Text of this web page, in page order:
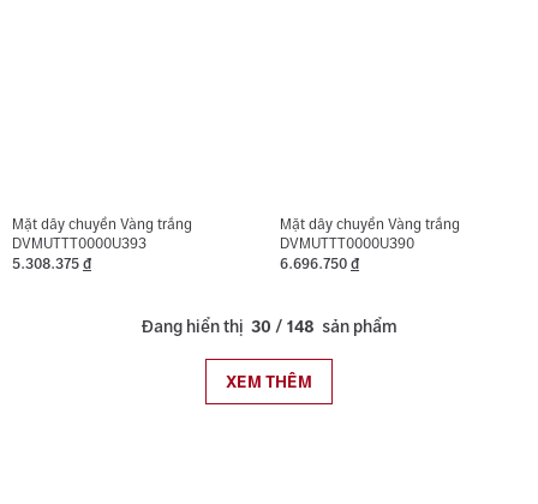
Mặt dây chuyền Vàng trắng
DVMUTTT0000U393
5.308.375 đ
Mặt dây chuyền Vàng trắng
DVMUTTT0000U390
6.696.750 đ
Đang hiển thị 30 / 148 sản phẩm
XEM THÊM